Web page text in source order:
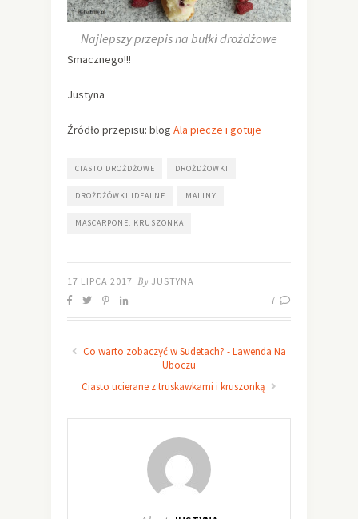
Najlepszy przepis na bułki drożdżowe
Smacznego!!!
Justyna
Źródło przepisu: blog Ala piecze i gotuje
CIASTO DROŻDŻOWE DROŻDŻOWKI
DROŻDŻÓWKI IDEALNE MALINY
MASCARPONE. KRUSZONKA
17 LIPCA 2017 By JUSTYNA
7
Co warto zobaczyć w Sudetach? - Lawenda Na
Uboczu
Ciasto ucierane z truskawkami i kruszonką